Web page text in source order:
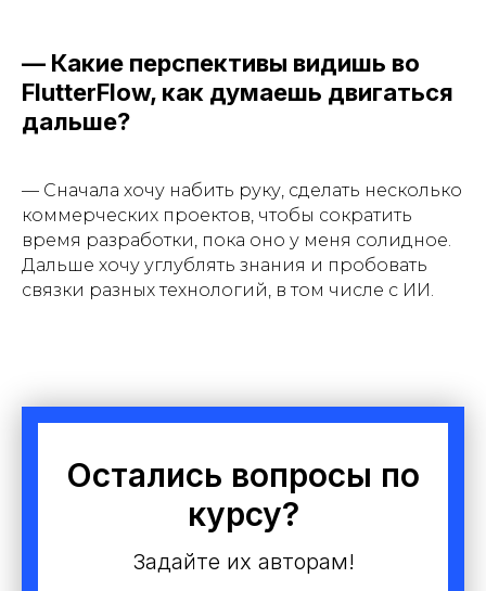
— Какие перспективы видишь во
FlutterFlow, как думаешь двигаться
дальше?
— Сначала хочу набить руку, сделать несколько
коммерческих проектов, чтобы сократить
время разработки, пока оно у меня солидное.
Дальше хочу углублять знания и пробовать
связки разных технологий, в том числе с ИИ.
Остались вопросы по
курсу?
Задайте их авторам!